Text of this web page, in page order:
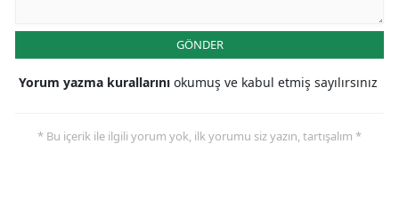
GÖNDER
Yorum yazma kurallarını okumuş ve kabul etmiş sayılırsınız
* Bu içerik ile ilgili yorum yok, ilk yorumu siz yazın, tartışalım *